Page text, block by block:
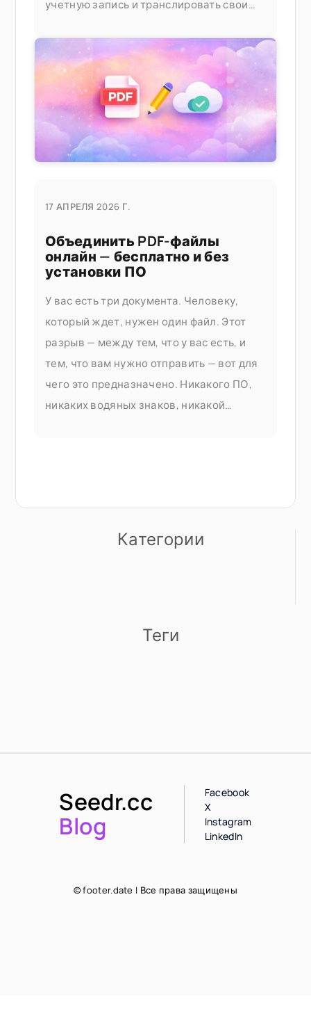
учетную запись и транслировать свои
устройства или кабелей. Попробуйте его
раньше, если вы хотите попробовать
17 АПРЕЛЯ 2026 Г.
Объединить PDF-файлы
онлайн — бесплатно и без
установки ПО
У вас есть три документа. Человеку,
который ждет, нужен один файл. Этот
разрыв — между тем, что у вас есть, и
тем, что вам нужно отправить — вот для
чего это предназначено. Никакого ПО,
никаких водяных знаков, никакой
Категории
Теги
Seedr.cc
Blog
Facebook
X
Instagram
LinkedIn
© footer.date | Все права защищены